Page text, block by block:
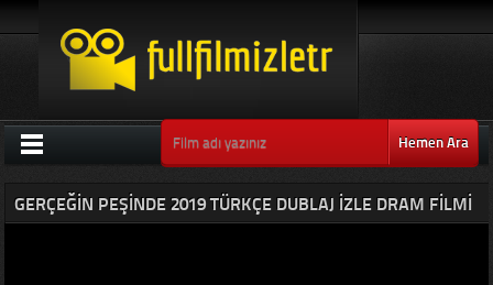
Hemen Ara
GERÇEĞIN PEŞINDE 2019 TÜRKÇE DUBLAJ IZLE DRAM FILMI